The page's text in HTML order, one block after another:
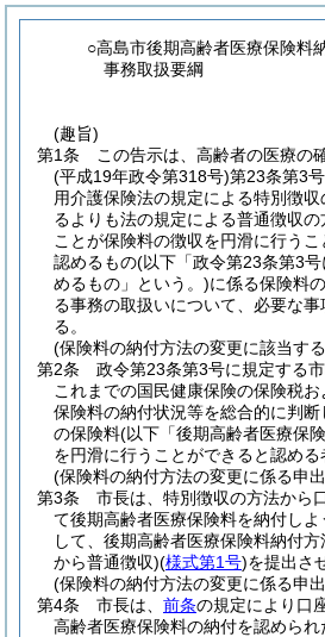
○高島市後期高齢者医療保険料
事務取扱要綱
(趣旨)
第1条
この告示は、高齢者の医療の
(平成19年政令第318号)第23条第3
用介護保険法の規定による特別徴
るよりも法の規定による普通徴収
ことが保険料の徴収を円滑に行う
認めるもの(以下「政令第23条第3
めるもの」という。)に係る保険料
る事務の取扱いについて、必要な
る。
(保険料の納付方法の変更に該当す
第2条
政令第23条第3号に規定する
これまでの国民健康保険の保険税
保険料の納付状況等を総合的に判
の保険料(以下「後期高齢者医療保
を円滑に行うことができると認める
(保険料の納付方法の変更に係る申
第3条
市長は、特別徴収の方法から
て後期高齢者医療保険料を納付し
して、後期高齢者医療保険料納付
から普通徴収)(様式第1号)を提出さ
(保険料の納付方法の変更に係る申
第4条
市長は、 前条の規定により口
高齢者医療保険料の納付を認めら